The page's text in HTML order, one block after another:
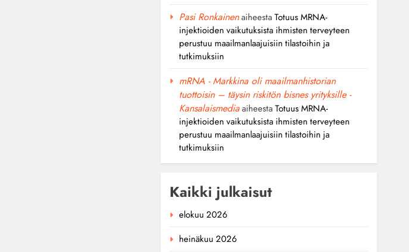
Pasi RonkainenaiheestaTotuus MRNA-
injektioiden vaikutuksista ihmisten terveyteen
perustuu maailmanlaajuisiin tilastoihin ja
tutkimuksiin
mRNA - Markkina oli maailmanhistorian
tuottoisin – täysin riskitön bisnes yrityksille -
KansalaismediaaiheestaTotuus MRNA-
injektioiden vaikutuksista ihmisten terveyteen
perustuu maailmanlaajuisiin tilastoihin ja
tutkimuksiin
Kaikki julkaisut
elokuu 2026
heinäkuu 2026